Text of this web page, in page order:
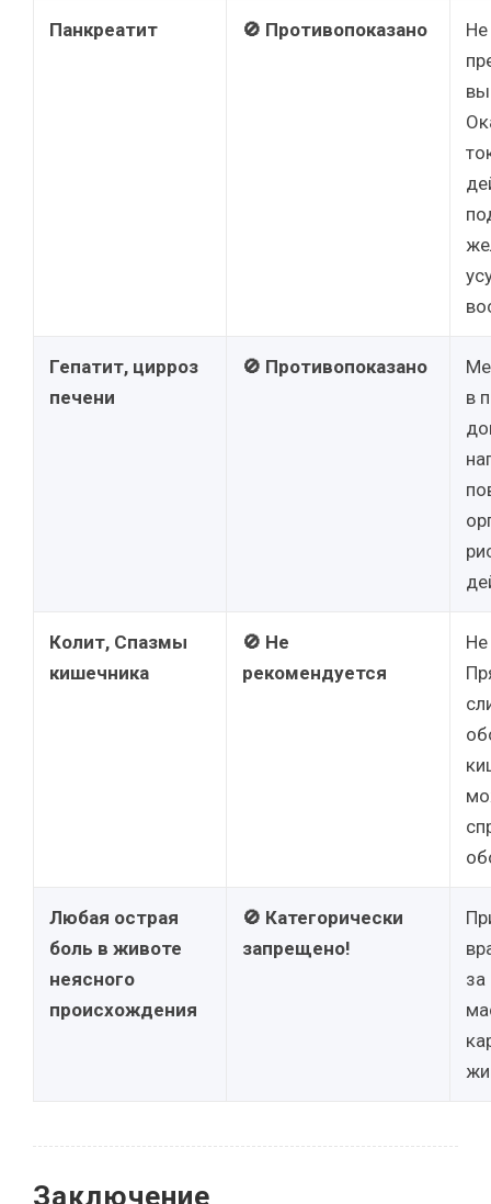
Панкреатит 🚫 Противопоказано
Не
Гепатит, цирроз
печени
🚫 Противопоказано
в
Колит, Спазмы
кишечника
🚫 Не
рекомендуется
Любая острая
боль в животе
неясного
происхождения
🚫 Категорически
запрещено!
за
Заключение